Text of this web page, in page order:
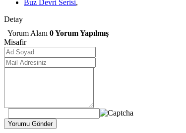
Buz Devri Serisi,
Detay
Yorum Alanı 0 Yorum Yapılmış
Misafir